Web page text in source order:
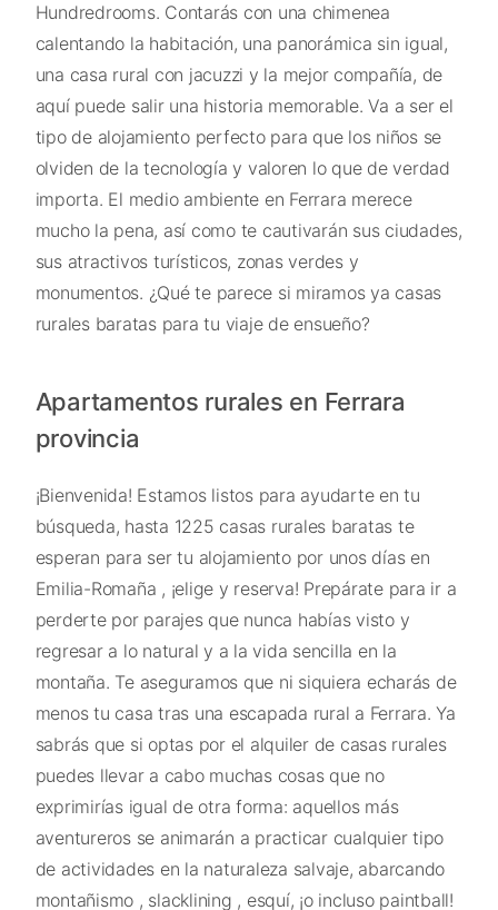
Hundredrooms. Contarás con una chimenea
calentando la habitación, una panorámica sin igual,
una casa rural con jacuzzi y la mejor compañía, de
aquí puede salir una historia memorable. Va a ser el
tipo de alojamiento perfecto para que los niños se
olviden de la tecnología y valoren lo que de verdad
importa. El medio ambiente en Ferrara merece
mucho la pena, así como te cautivarán sus ciudades,
sus atractivos turísticos, zonas verdes y
monumentos. ¿Qué te parece si miramos ya casas
rurales baratas para tu viaje de ensueño?
Apartamentos rurales en Ferrara
provincia
¡Bienvenida! Estamos listos para ayudarte en tu
búsqueda, hasta 1225 casas rurales baratas te
esperan para ser tu alojamiento por unos días en
Emilia-Romaña , ¡elige y reserva! Prepárate para ir a
perderte por parajes que nunca habías visto y
regresar a lo natural y a la vida sencilla en la
montaña. Te aseguramos que ni siquiera echarás de
menos tu casa tras una escapada rural a Ferrara. Ya
sabrás que si optas por el alquiler de casas rurales
puedes llevar a cabo muchas cosas que no
exprimirías igual de otra forma: aquellos más
aventureros se animarán a practicar cualquier tipo
de actividades en la naturaleza salvaje, abarcando
montañismo , slacklining , esquí, ¡o incluso paintball!